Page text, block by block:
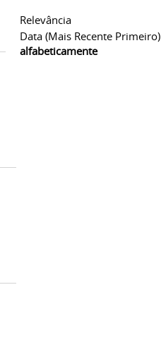
Relevância
Data (mais Recente Primeiro)
alfabeticamente